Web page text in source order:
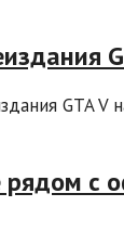
GTA V
с